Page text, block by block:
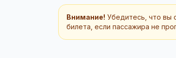
Внимание! Убедитесь, что вы
билета, если пассажира не